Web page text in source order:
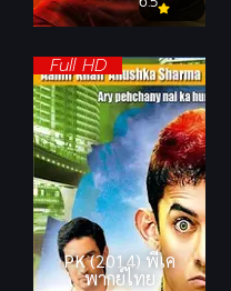
Full HD
PK (2014) พีเค
พากย์ไทย